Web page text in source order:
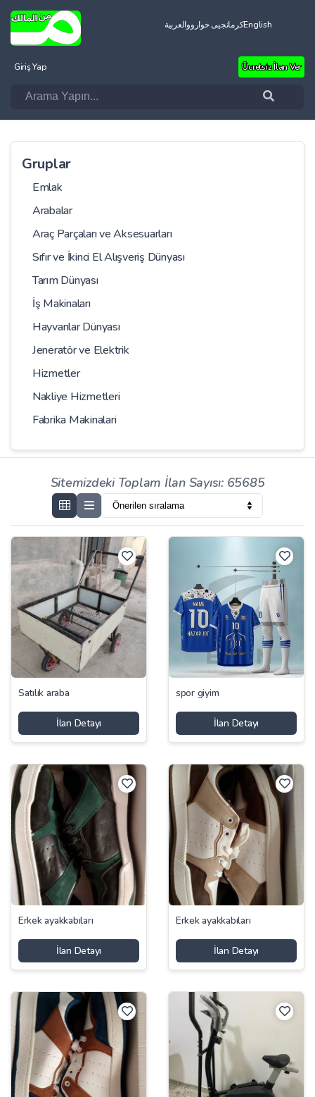
العربيةکرمانجیی خوارووEnglish
Giriş Yap Ücretsiz İlan Ver
Gruplar
Emlak
Arabalar
Araç Parçaları ve Aksesuarları
Sıfır ve İkinci El Alışveriş Dünyası
Tarım Dünyası
İş Makinaları
Hayvanlar Dünyası
Jeneratör ve Elektrik
Hizmetler
Nakliye Hizmetleri
Fabrika Makinalari
Sitemizdeki Toplam İlan Sayısı: 65685
Satılık araba
İlan Detayı
spor giyim
İlan Detayı
Erkek ayakkabıları
İlan Detayı
Erkek ayakkabıları
İlan Detayı